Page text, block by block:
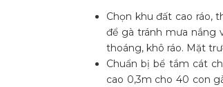
Chọn khu đất cao ráo,
để gà tránh mưa nắng
thoáng, khô ráo. Mặt
Chuẩn bị bể tắm cát
cao 0,3m cho 40 con